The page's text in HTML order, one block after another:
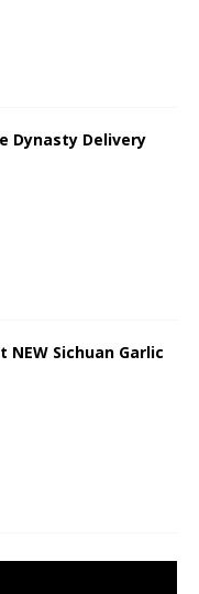
Dynasty Delivery
Sichuan Garlic